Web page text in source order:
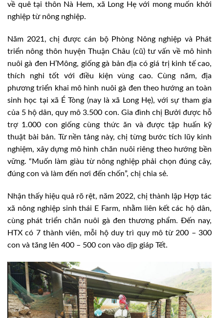
về quê tại thôn Nà Hem, xã Long Hẹ với mong muốn khởi
nghiệp từ nông nghiệp.
Năm 2021, chị được cán bộ Phòng Nông nghiệp và Phát
triển nông thôn huyện Thuận Châu (cũ) tư vấn về mô hình
nuôi gà đen H’Mông, giống gà bản địa có giá trị kinh tế cao,
thích nghi tốt với điều kiện vùng cao. Cùng năm, địa
phương triển khai mô hình nuôi gà đen theo hướng an toàn
sinh học tại xã É Tòng (nay là xã Long Hẹ), với sự tham gia
của 5 hộ dân, quy mô 3.500 con. Gia đình chị Bưởi được hỗ
trợ 1.000 con giống cùng thức ăn và được tập huấn kỹ
thuật bài bản. Từ nền tảng này, chị từng bước tích lũy kinh
nghiệm, xây dựng mô hình chăn nuôi riêng theo hướng bền
vững. “Muốn làm giàu từ nông nghiệp phải chọn đúng cây,
đúng con và làm đến nơi đến chốn”, chị chia sẻ.
Nhận thấy hiệu quả rõ rệt, năm 2022, chị thành lập Hợp tác
xã nông nghiệp sinh thái E Farm, nhằm liên kết các hộ dân,
cùng phát triển chăn nuôi gà đen thương phẩm. Đến nay,
HTX có 7 thành viên, mỗi hộ duy trì quy mô từ 200 – 300
con và tăng lên 400 – 500 con vào dịp giáp Tết.